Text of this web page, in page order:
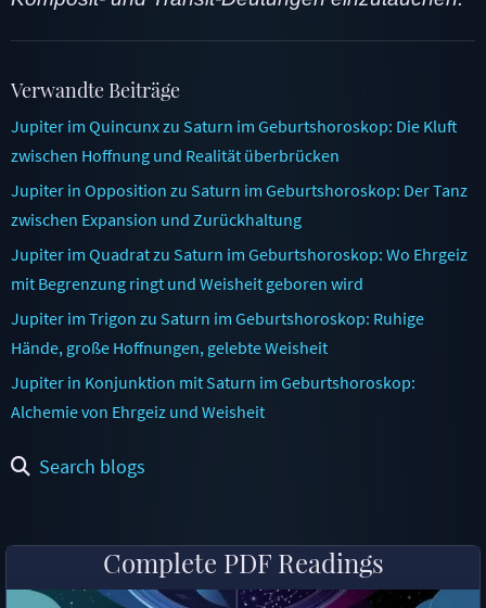
Verwandte Beiträge
Jupiter im Quincunx zu Saturn im Geburtshoroskop: Die Kluft
zwischen Hoffnung und Realität überbrücken
Jupiter in Opposition zu Saturn im Geburtshoroskop: Der Tanz
zwischen Expansion und Zurückhaltung
Jupiter im Quadrat zu Saturn im Geburtshoroskop: Wo Ehrgeiz
mit Begrenzung ringt und Weisheit geboren wird
Jupiter im Trigon zu Saturn im Geburtshoroskop: Ruhige
Hände, große Hoffnungen, gelebte Weisheit
Jupiter in Konjunktion mit Saturn im Geburtshoroskop:
Alchemie von Ehrgeiz und Weisheit
Search blogs
Complete PDF Readings